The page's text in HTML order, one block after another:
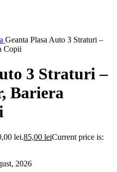
Geanta Plasa Auto 3 Straturi –
Copii
3 Straturi –
Bariera
lei.85,00 leiCurrent price is:
2026